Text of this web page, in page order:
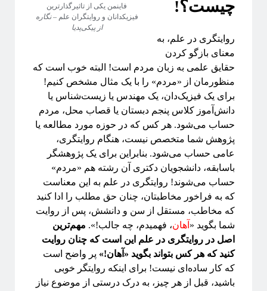
Creative Commons Attribution-NonCommercial-
ShareAlike 4.0 International License
فاینمن یکی از تاثیرگذارترین
فیزیکدانان و روایتگران علم –نگاره
از پیکی‌پدیا
چیست؟!
روایتگری در علم، به
معنای بازگو کردن
حقایق علمی به زبان مردم است! البته خوب است که
منظورمان از «مردم» را با یک مثال مشخص کنیم!
برای یک فیزیک‌دان، یک مهندس یا زیست‌شناس یا
دانش‌آموز کلاس پنجم دبستان یا قصاب محل، مردم
حساب می‌شود. هر کس که در حوزه مورد مطالعه یا
پژوهش شما متخصص نیست، هنگام روایتگری،
عامی حساب می‌شود. بنابراین برای یک پژوهشگر
باسابقه، دانشجویان دکتری آن رشته هم «مردم»
حساب می‌شوند! روایتگری در علم به این معناست
که به فراخور مخاطبتان، چنان حق مطلب را ادا کنید
که مخاطب، مستقل از سن و دانشش، پس از روایت
شما بگوید « آهان، فهمیدم، چه جالب!». مهم‌ترین
اصل در روایتگری در علم این است که چنان روایت
کنید که هر کس بتواند بگوید «آهان!» پر واضح است
که کار ساده‌ای نیست! برای اینکه روایتگر خوبی
باشید، قبل از هر چیز، به درک درستی از موضوع نیاز